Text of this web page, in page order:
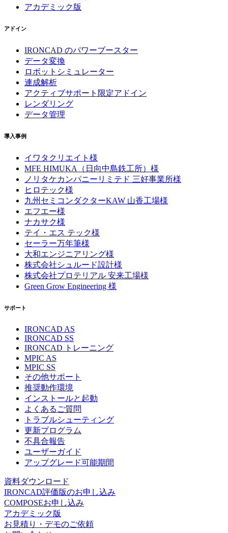
アカデミック版
アドイン
IRONCAD のパワーブースター
データ変換
ロボットシミュレーター
連成解析
アクティブサポート限定アドイン
レンダリング
データ管理
導入事例
イワタクリエイト様
MFE HIMUKA（日向中島鉄工所）様
ノリタケカンパニーリミテド 三好事業所様
ヒロテック様
九州セミコンダクターKAW 山香工場様
エフエー様
ナカサク様
テイ・エス テック様
セーラー万年筆様
大和エンジニアリング様
株式会社シュルード設計様
株式会社プロテリアル 安来工場様
Green Grow Engineering 様
サポート
IRONCAD AS
IRONCAD SS
IRONCAD トレーニング
MPIC AS
MPIC SS
その他サポート
推奨動作環境
インストールと起動
よくあるご質問
トラブルシューティング
更新プログラム
不具合報告
ユーザーガイド
アップグレード可能期間
資料ダウンロード
IRONCAD評価版のお申し込み
COMPOSEお申し込み
アカデミック版
お見積り・デモのご依頼